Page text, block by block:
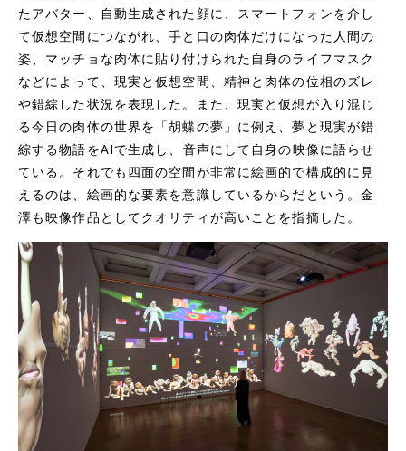
たアバター、自動生成された顔に、スマートフォンを介し
て仮想空間につながれ、手と口の肉体だけになった人間の
姿、マッチョな肉体に貼り付けられた自身のライフマスク
などによって、現実と仮想空間、精神と肉体の位相のズレ
や錯綜した状況を表現した。また、現実と仮想が入り混じ
る今日の肉体の世界を「胡蝶の夢」に例え、夢と現実が錯
綜する物語をAIで生成し、音声にして自身の映像に語らせ
ている。それでも四面の空間が非常に絵画的で構成的に見
えるのは、絵画的な要素を意識しているからだという。金
澤も映像作品としてクオリティが高いことを指摘した。